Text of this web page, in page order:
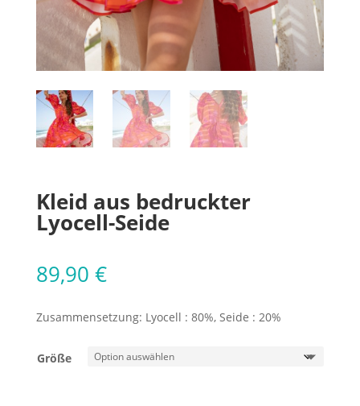
Kleid aus bedruckter
Lyocell-Seide
89,90 €
Zusammensetzung: Lyocell : 80%, Seide : 20%
Größe